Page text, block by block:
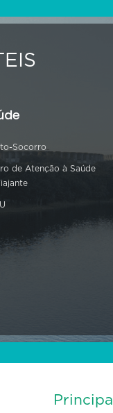
Socorro
de Atenção à Saúde